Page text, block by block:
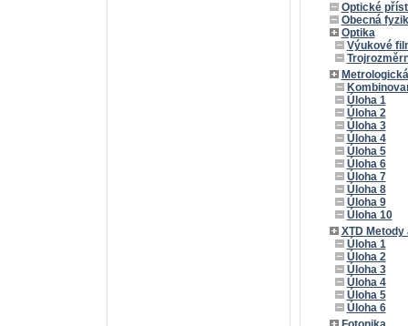
Optické
Obecná
Optika
Výukové
Úloha 1
Úloha 2
Úloha 3
Úloha 4
Úloha 5
Úloha 6
Úloha 7
Úloha 8
Úloha 9
Úloha 10
XTD
Úloha 1
Úloha 2
Úloha 3
Úloha 4
Úloha 5
Úloha 6